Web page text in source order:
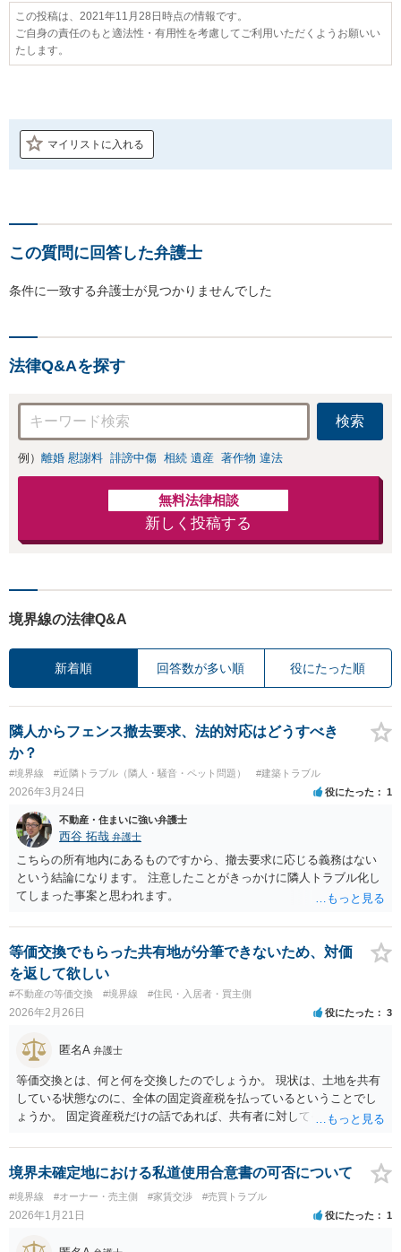
この投稿は、2021年11月28日時点の情報です。
ご自身の責任のもと適法性・有用性を考慮してご利用いただくようお願いい
たします。
マイリストに入れる
この質問に回答した弁護士
条件に一致する弁護士が見つかりませんでした
法律Q&Aを探す
検索
例） 離婚 慰謝料 誹謗中傷 相続 遺産 著作物 違法
無料法律相談
新しく投稿する
境界線の法律Q&A
新着順 回答数が多い順 役にたった順
隣人からフェンス撤去要求、法的対応はどうすべき
か？
#境界線 #近隣トラブル（隣人・騒音・ペット問題） #建築トラブル
2026年3月24日 役にたった 1
不動産・住まいに強い弁護士
西谷 拓哉 弁護士
こちらの所有地内にあるものですから、撤去要求に応じる義務はない
という結論になります。 注意したことがきっかけに隣人トラブル化し
てしまった事案と思われます。
等価交換でもらった共有地が分筆できないため、対価
を返して欲しい
#不動産の等価交換 #境界線 #住民・入居者・買主側
2026年2月26日 役にたった 3
匿名A 弁護士
等価交換とは、何と何を交換したのでしょうか。 現状は、土地を共有
している状態なのに、全体の固定資産税を払っているということでし
ょうか。 固定資産税だけの話であれば、共有者に対してその負担部分
物分割と言います）をしたいのであれば、共有物分割の請求（調停・
訴訟）をすることにになります。 いずれにせよ、ここで記載されてい
る内容では状況が判然としませんので、図面や登記簿などを持参して
お近くの弁護士に相談してみてください。
境界未確定地における私道使用合意書の可否について
#境界線 #オーナー・売主側 #家賃交渉 #売買トラブル
2026年1月21日 役にたった 1